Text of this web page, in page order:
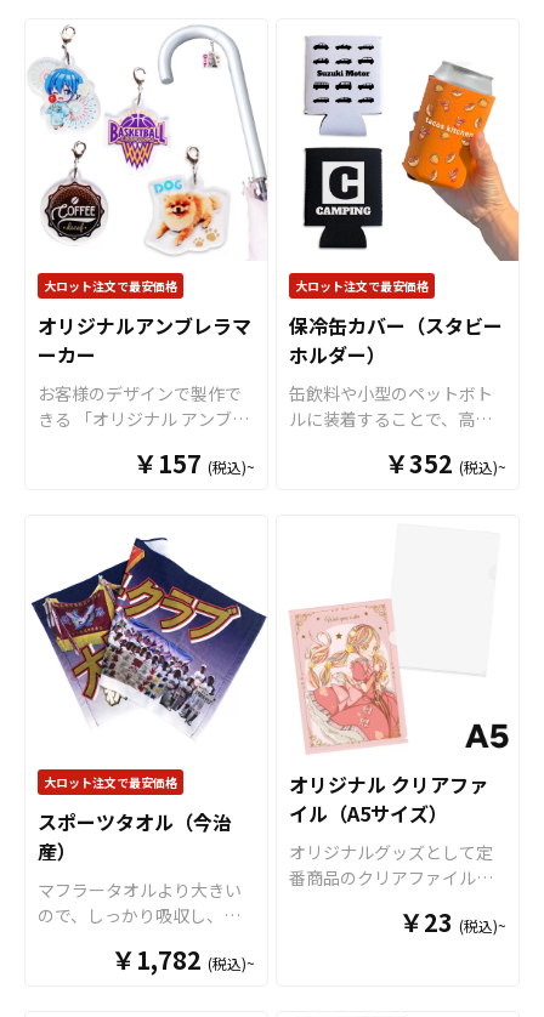
撮影・持ち歩き・ディスプ
レイをワンランクUP！すべ
て国内生産のメイド・イ
ン・ジャパン製品です
！販
売に必要な資材も取り揃え
ておりますので、お客様に
はデザインを入稿していた
だくだけでオリジナル商品
として販売していただくこ
とができます。オリジナル
グッズの制作やOEMをご検
討中の業者様もお気軽にご
相談ください。 推し活シー
ンと親和性が高く、SNSへ
の投稿もされやすいアイテ
ムですので、アニメやゲー
グッズ、スポーツチーム応
幅広い用途に対応可能なお
すすめ商品です。
い。
イズです。仕様用途も幅広
く、市場ニーズも高いタオ
ルになります。生地は国内
製造差された今治産のタオ
ルで、生地・印刷・縫製す
べて国内で製造致します。
※印刷後に縁処理を行いま
すが、特にご指定がない場
合、表の印刷カラーに合わ
せて縫製致します。 短納
期・小ロットでの対応も可
能ですのでご不明点があり
ましたらお気軽にご相談く
ださい。
す。生地は国内製造差され
た今治産のタオルで、生
地・印刷・縫製すべて国内
で製造致します。※印刷後
に縁処理を行いますが、特
にご指定がない場合、表の
印刷カラーに合わせて縫製
致します。 短納期・小ロッ
トでの対応も可能ですので
ご不明点がありましたら、
個人のお客様から企業・業
者のかた問わずお気軽にご
相談ください。
大ロット注文で最安価格
オリジナルアンブレラマ
ーカー
お客様のデザインで製作で
きる 「オリジナル アンブレ
えや盗難リスクを軽減する
部分はダイカットで製作す
ることができるのでブラン
ドイメージやキャラクター
などに合わせて、自由な形
状でデザインすることが可
能です。「アンブレラマー
カー」との名称ですが、Oリ
ングや8の字リングを使用し
ムとしてご利用いただけま
す アンブレラマーカーの傘
に取り付けるパーツ部分に
は2つの異なるパーツがあ
り、1つは「傘の柄に取り付
けるOリング」タイプ、もう
1つは「傘のつゆ先に取り付
ける8の字リング」タイプを
用意。 マークさせたい箇所
￥157 (税込)~
大ロット注文で最安価格
保冷缶カバー（スタビー
ホルダー）
缶飲料や小型のペットボト
ルに装着することで、高い
冷缶カバー（スタビーホル
ーズンはもちろん、さまざ
まなシーンで活躍するアイ
テムです。本体のカラーは
全9色ご用意しておりますの
で、お客様のイメージやデ
ザインに合わせてお選びい
ただけます。 国内の自社工
場にて印刷いたしますの
で、短納期・小ロットでの
対応が可能です。グッズ制
作の専門スタッフがしっか
りサポートいたしますの
らお気軽にご相談くださ
￥352 (税込)~
大ロット注文で最安価格
スポーツタオル（今治
産）
マフラータオルより大きい
ので、しっかり吸収し、存
す。コンサートやフェスグ
￥1,782 (税込)~
オリジナル クリアファ
イル（A5サイズ）
オリジナルグッズとして定
番商品のクリアファイル。
トのクリアファイルは厚み
￥23 (税込)~